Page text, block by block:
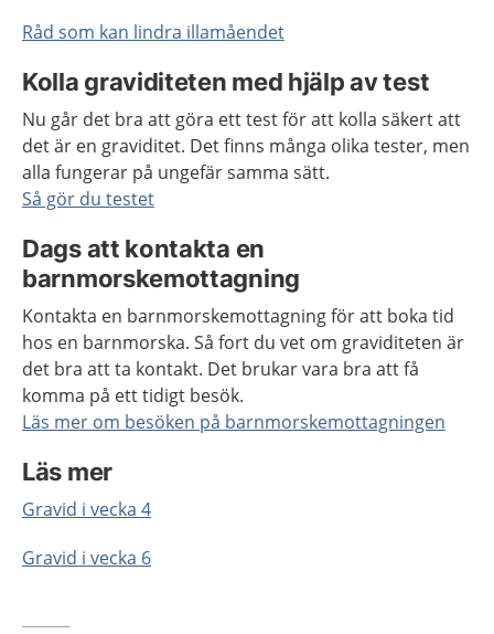
Råd som kan lindra illamåendet
Kolla graviditeten med hjälp av test
Nu går det bra att göra ett test för att kolla säkert att
det är en graviditet. Det finns många olika tester, men
alla fungerar på ungefär samma sätt.
Så gör du testet
Dags att kontakta en
barnmorskemottagning
Kontakta en barnmorskemottagning för att boka tid
hos en barnmorska. Så fort du vet om graviditeten är
det bra att ta kontakt. Det brukar vara bra att få
komma på ett tidigt besök.
Läs mer om besöken på barnmorskemottagningen
Läs mer
Gravid i vecka 4
Gravid i vecka 6